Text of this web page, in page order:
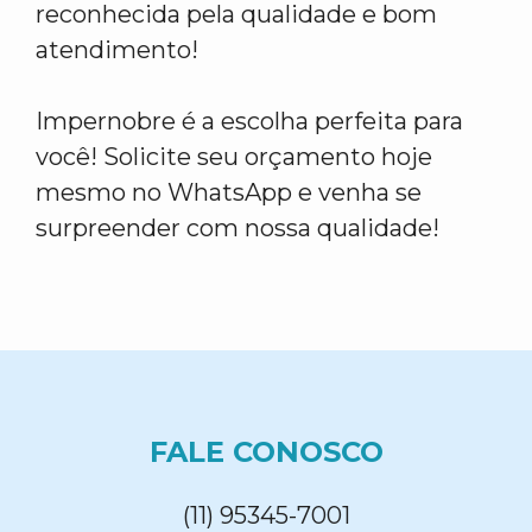
reconhecida pela qualidade e bom
atendimento!
Impernobre é a escolha perfeita para
você! Solicite seu orçamento hoje
mesmo no WhatsApp e venha se
surpreender com nossa qualidade!
FALE CONOSCO
(11) 95345-7001